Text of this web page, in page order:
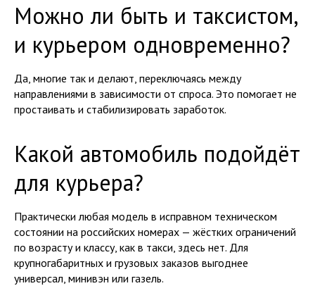
Можно ли быть и таксистом,
и курьером одновременно?
Да, многие так и делают, переключаясь между
направлениями в зависимости от спроса. Это помогает не
простаивать и стабилизировать заработок.
Какой автомобиль подойдёт
для курьера?
Практически любая модель в исправном техническом
состоянии на российских номерах — жёстких ограничений
по возрасту и классу, как в такси, здесь нет. Для
крупногабаритных и грузовых заказов выгоднее
универсал, минивэн или газель.